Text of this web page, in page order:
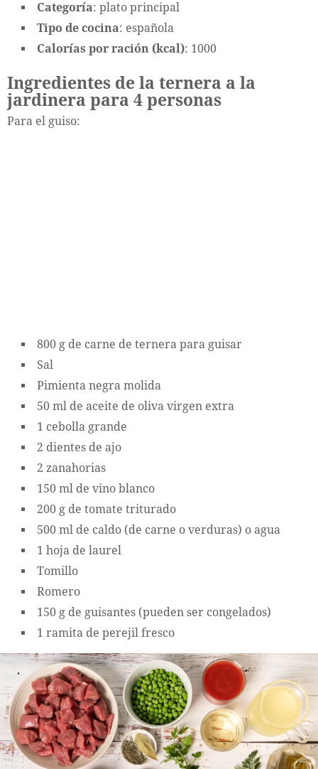
Categoría: plato principal
Tipo de cocina: española
Calorías por ración (kcal): 1000
Ingredientes de la ternera a la
jardinera para 4 personas
Para el guiso:
800 g de carne de ternera para guisar
Sal
Pimienta negra molida
50 ml de aceite de oliva virgen extra
1 cebolla grande
2 dientes de ajo
2 zanahorias
150 ml de vino blanco
200 g de tomate triturado
500 ml de caldo (de carne o verduras) o agua
1 hoja de laurel
Tomillo
Romero
150 g de guisantes (pueden ser congelados)
1 ramita de perejil fresco